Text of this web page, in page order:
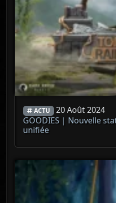
ACTU 20 Août 2024
GOODIES | Nouvelle
unifiée